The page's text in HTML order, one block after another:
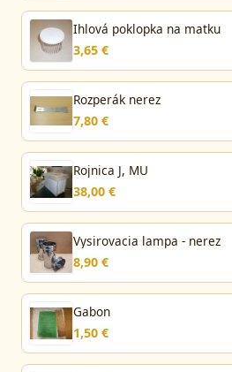
Ihlová poklopka na matku
3,65 €
Rozperák nerez
7,80 €
Rojnica J, MU
38,00 €
Vysirovacia lampa - nerez
8,90 €
Gabon
1,50 €